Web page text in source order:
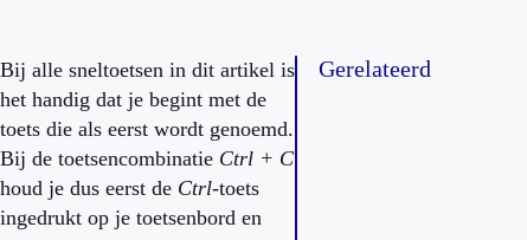
Bij alle sneltoetsen in dit artikel is
het handig dat je begint met de
toets die als eerst wordt genoemd.
Bij de toetsencombinatie Ctrl + C
houd je dus eerst de Ctrl-toets
ingedrukt op je toetsenbord en
Gerelateerd